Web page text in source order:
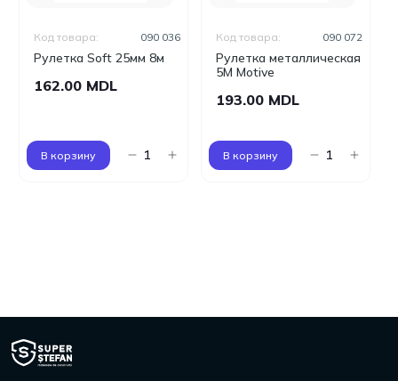
Рулетка Soft 25мм 8м
Код товара: 090 036
162.00 MDL
В корзину
Рулетка металлическая
5M Motive
Код товара: 090 072
193.00 MDL
В корзину